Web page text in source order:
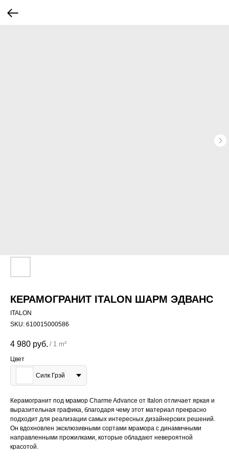
КЕРАМОГРАНИТ ITALON ШАРМ ЭДВАНС
ITALON
SKU: 610015000586
4 980 руб. / 1 m²
Цвет
Силк Грэй
Керамогранит под мрамор Charme Advance от Italon отличает яркая и
выразительная графика, благодаря чему этот материал прекрасно
подходит для реализации самых интересных дизайнерских решений.
Он вдохновлен эксклюзивными сортами мрамора с динамичными
направленными прожилками, которые обладают невероятной
красотой.